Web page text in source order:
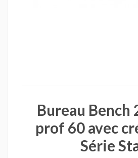
Bureau Bench
prof 60 avec
Série